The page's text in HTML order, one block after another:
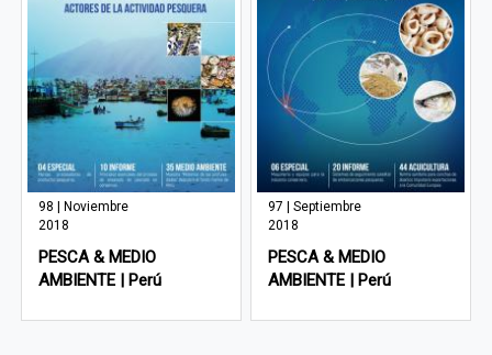
98 | Noviembre
2018
PESCA & MEDIO
AMBIENTE | Perú
97 | Septiembre
2018
PESCA & MEDIO
AMBIENTE | Perú